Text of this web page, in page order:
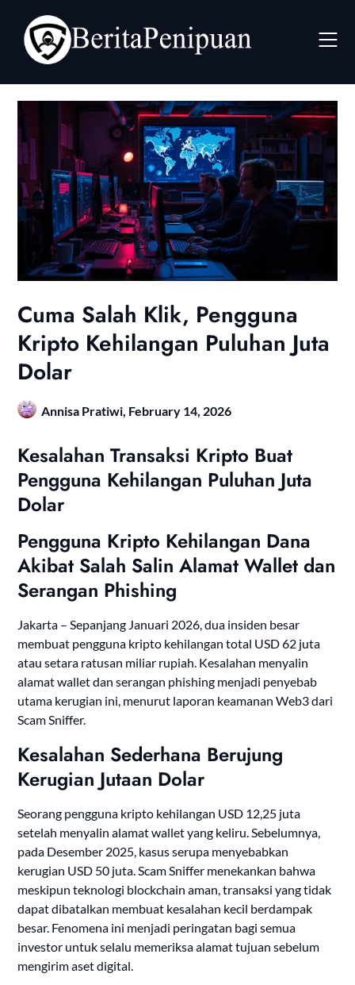
content
Cuma Salah Klik, Pengguna
Kripto Kehilangan Puluhan Juta
Dolar
Annisa Pratiwi, February 14, 2026
Kesalahan Transaksi Kripto Buat
Pengguna Kehilangan Puluhan Juta
Dolar
Pengguna Kripto Kehilangan Dana
Akibat Salah Salin Alamat Wallet dan
Serangan Phishing
Jakarta – Sepanjang Januari 2026, dua insiden besar
membuat pengguna kripto kehilangan total USD 62 juta
atau setara ratusan miliar rupiah. Kesalahan menyalin
alamat wallet dan serangan phishing menjadi penyebab
utama kerugian ini, menurut laporan keamanan Web3 dari
Scam Sniffer.
Kesalahan Sederhana Berujung
Kerugian Jutaan Dolar
Seorang pengguna kripto kehilangan USD 12,25 juta
setelah menyalin alamat wallet yang keliru. Sebelumnya,
pada Desember 2025, kasus serupa menyebabkan
kerugian USD 50 juta. Scam Sniffer menekankan bahwa
meskipun teknologi blockchain aman, transaksi yang tidak
dapat dibatalkan membuat kesalahan kecil berdampak
besar. Fenomena ini menjadi peringatan bagi semua
investor untuk selalu memeriksa alamat tujuan sebelum
mengirim aset digital.